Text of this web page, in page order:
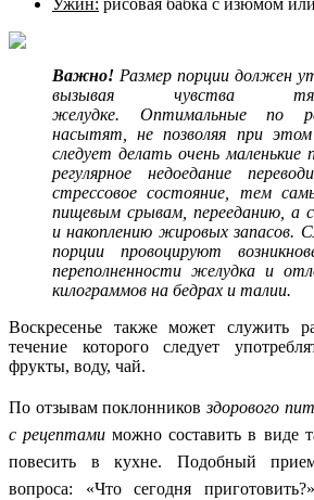
Ужин: рисовая бабка с изюмом
Важно! Размер порции должен
вызывая чувства
желудке. Оптимальные по
насытят, не позволяя при
следует делать очень маленькие
регулярное недоедание
стрессовое состояние, тем
пищевым срывам, перееданию, а
и накоплению жировых запасов.
порции провоцируют
переполненности желудка и
килограммов на бедрах и талии.
Воскресенье также может служить
течение которого следует
фрукты, воду, чай.
По отзывам поклонниковздорового
с рецептами можно составить в виде
повесить в кухне. Подобный
вопроса: «Что сегодня